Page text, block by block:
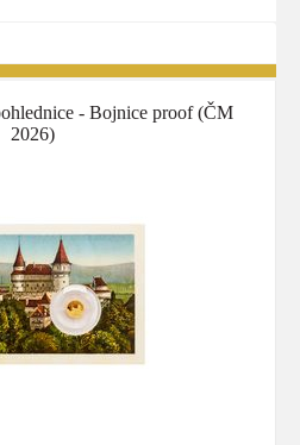
- Bojnice proof (ČM
2026)